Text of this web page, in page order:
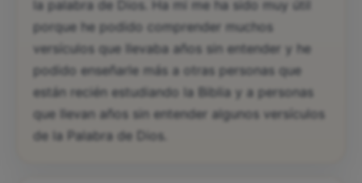
la palabra de Dios. Ha mi me ha sido muy útil
porque he podido comprender muchos
versículos que llevaba años sin entender y he
podido enseñarle más a otras personas que
están recién estudiando la Biblia y a personas
que llevan años sin entender algunos versículos
de la Palabra de Dios.